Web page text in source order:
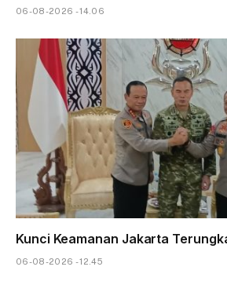
06-08-2026 - 14.06
Kunci Keamanan Jakarta
06-08-2026 - 12.45